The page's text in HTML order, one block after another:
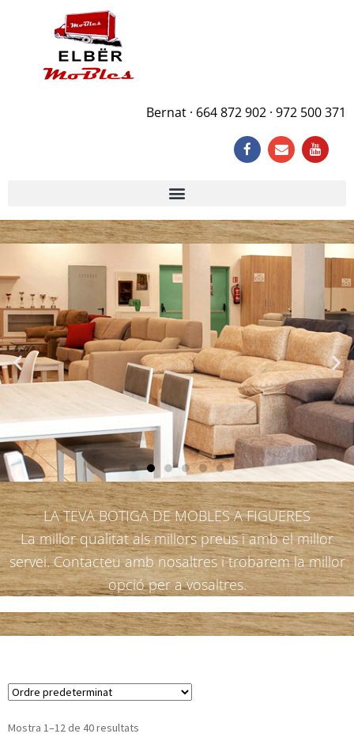
Bernat · 664 872 902 · 972 500 371
LA TEVA BOTIGA DE MOBLES A FIGUERES
La millor qualitat als millors preus i amb el millor
servei. Contacteu amb nosaltres i trobarem la millor
opció per a vosaltres.
Mostra 1–12 de 40 resultats